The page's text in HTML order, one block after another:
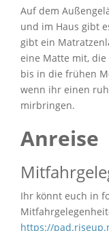
Auf dem
und im Haus gibt
gibt ein
eine Matte mit,
bis in die frühen
wenn ihr einen
mirbringen.
Anreise
Ihr könnt euch in
https://